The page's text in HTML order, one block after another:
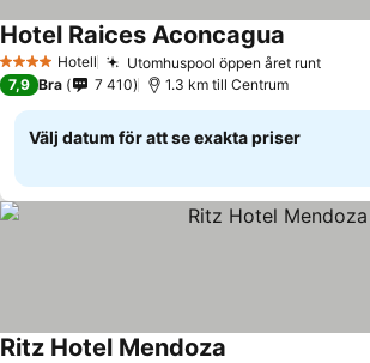
4 StjärnorHotell Utomhuspool öppen året runtSe
Hotel Raices Aconcagua
7,9 Bra 7 410 1.3 km till Centrum
Välj datum för att se exakta priser
Ritz Hotel Mendoza